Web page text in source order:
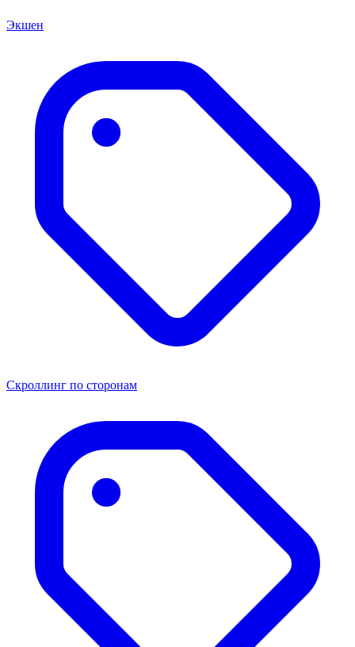
Экшен
Скроллинг по сторонам